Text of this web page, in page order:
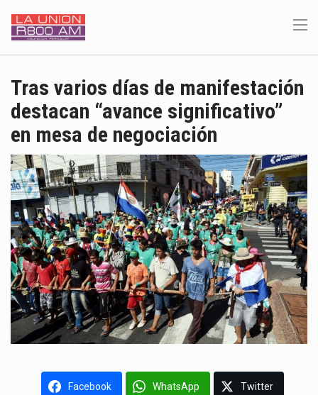
Tras varios días de manifestación
destacan “avance significativo”
en mesa de negociación
Facebook WhatsApp Twitter